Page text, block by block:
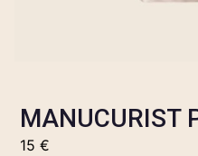
MANUCURIST
15€